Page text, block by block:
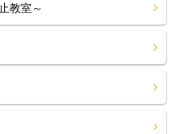
教室～